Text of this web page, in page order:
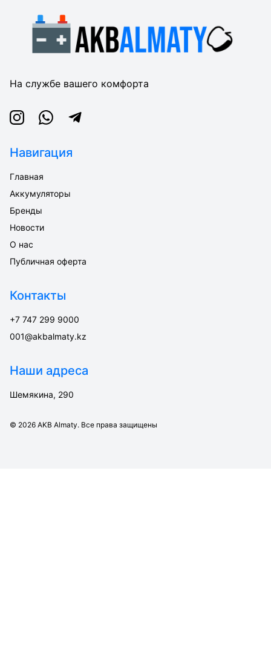
На службе вашего комфорта
InstagramWhatsappTelegram
Навигация
Главная
Аккумуляторы
Бренды
Новости
О нас
Публичная оферта
Контакты
+7 747 299 9000
001@akbalmaty.kz
Наши адреса
Шемякина, 290
© 2026 AKB Almaty. Все права защищены